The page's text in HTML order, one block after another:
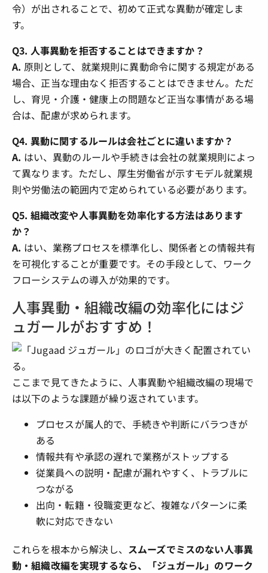
令）が出されることで、初めて正式な異動が確定しま
す。
Q3. 人事異動を拒否することはできますか？
A. 原則として、就業規則に異動命令に関する規定がある
場合、正当な理由なく拒否することはできません。ただ
し、育児・介護・健康上の問題など正当な事情がある場
合は、配慮が求められます。
Q4. 異動に関するルールは会社ごとに違いますか？
A. はい、異動のルールや手続きは会社の就業規則によっ
て異なります。ただし、厚生労働省が示すモデル就業規
則や労働法の範囲内で定められている必要があります。
Q5. 組織改変や人事異動を効率化する方法はあります
か？
A. はい、業務プロセスを標準化し、関係者との情報共有
を可視化することが重要です。その手段として、ワーク
フローシステムの導入が効果的です。
人事異動・組織改編の効率化にはジ
ュガールがおすすめ！
ここまで見てきたように、人事異動や組織改編の現場で
は以下のような課題が繰り返されています。
プロセスが属人的で、手続きや判断にバラつきが
ある
情報共有や承認の遅れで業務がストップする
従業員への説明・配慮が漏れやすく、トラブルに
つながる
出向・転籍・役職変更など、複雑なパターンに柔
軟に対応できない
これらを根本から解決し、 スムーズでミスのない人事異
動・組織改編を実現するなら、「ジュガール」のワーク